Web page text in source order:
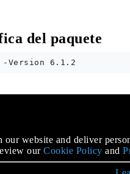
del paquete
our website and deliver
our Cookie Policy and